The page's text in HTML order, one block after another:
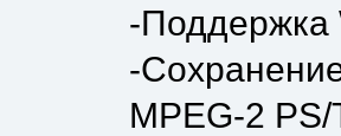
-Поддержка
-
MPEG-2